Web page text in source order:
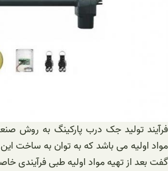
فرآیند تولید جک درب پارکینگ به روش
مواد اولیه می باشد که به توان به ساخت
گفت بعد از تهیه مواد اولیه طبی فرآیندی